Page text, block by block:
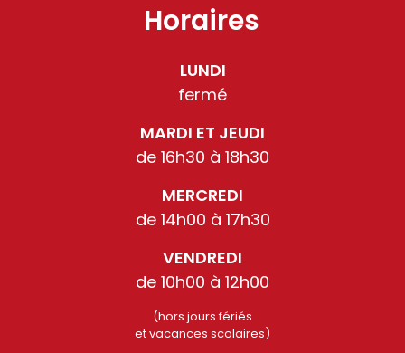
Horaires
LUNDI
fermé
MARDI ET JEUDI
de 16h30 à 18h30
MERCREDI
de 14h00 à 17h30
VENDREDI
de 10h00 à 12h00
(hors jours fériés
et vacances scolaires)